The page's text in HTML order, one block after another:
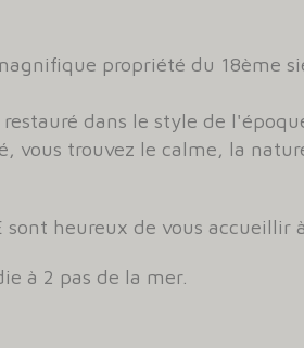
propriété du 18ème
dans le style de
vous trouvez le calme, la
heureux de vous accueillir
à 2 pas de la mer.